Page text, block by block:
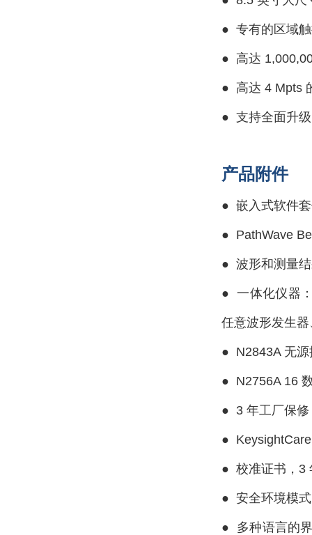
● 专有的区域
● 高达
● 高达 4 Mpts
● 支持全面升
产品附件
● 嵌入式软件
● PathWave
● 波形和测量
●一体化仪器
任意波形发生
● N2843A 无
● N2756A 16
● 3 年工厂保
●
● 校准证书，3
● 安全环境模式
● 多种语言的